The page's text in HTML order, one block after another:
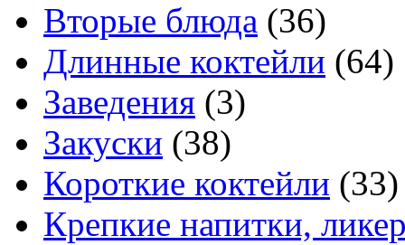
Вторые блюда (36)
Длинные коктейли (64)
Заведения (3)
Закуски (38)
Короткие коктейли (33)
Крепкие напитки,